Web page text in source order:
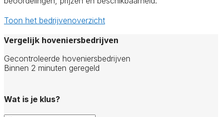
Toon het bedrijvenoverzicht
Vergelijk hoveniersbedrijven
Gecontroleerde hoveniersbedrijven
Binnen 2 minuten geregeld
Wat is je klus?